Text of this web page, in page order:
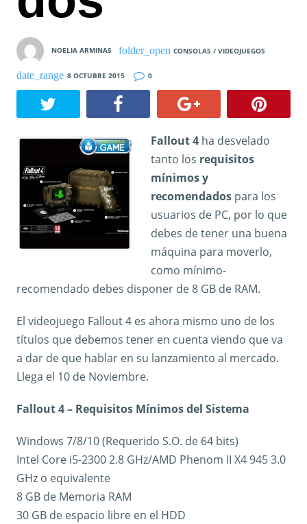
NOELIA ARMINAS CONSOLAS / VIDEOJUEGOS
8 OCTUBRE 2015 0
Fallout 4ha desvelado
tanto los requisitos
mínimos y
recomendadospara los
usuarios de PC, por lo que
debes de tener una buena
máquina para moverlo,
como mínimo-
recomendado debes disponer de 8 GB de RAM.
El videojuego Fallout 4 es ahora mismo uno de los
títulos que debemos tener en cuenta viendo que va
a dar de que hablar en su lanzamiento al mercado.
Llega el 10 de Noviembre.
Fallout 4 – Requisitos Mínimos del Sistema
Windows 7/8/10 (Requerido S.O. de 64 bits)
Intel Core i5-2300 2.8 GHz/AMD Phenom II X4 945 3.0
GHz o equivalente
8 GB de Memoria RAM
30 GB de espacio libre en el HDD